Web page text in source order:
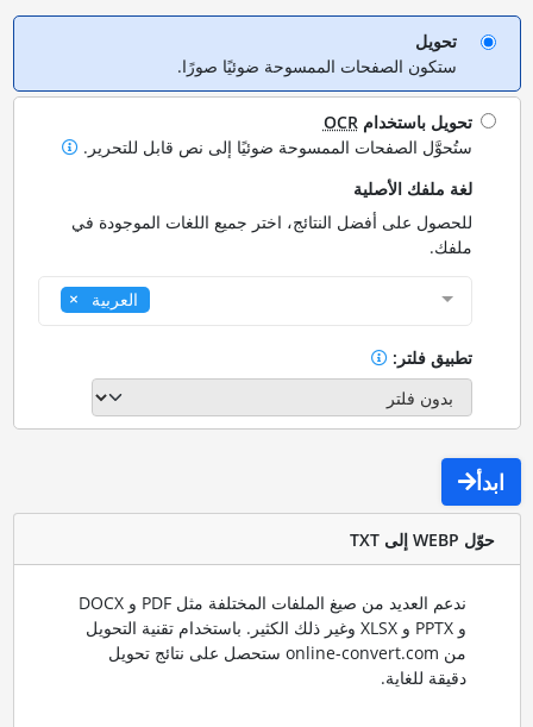
تحويل
ستكون الصفحات الممسوحة ضوئيًا صورًا.
تحويل باستخدام OCR
ستُحوَّل الصفحات الممسوحة ضوئيًا إلى نص قابل للتحرير.
لغة ملفك الأصلية
للحصول على أفضل النتائج، اختر جميع اللغات الموجودة في
ملفك.
العربية
تطبيق فلتر:
ابدأ
حوّل WEBP إلى TXT
ندعم العديد من صيغ الملفات المختلفة مثل PDF و DOCX
و PPTX و XLSX وغير ذلك الكثير. باستخدام تقنية التحويل
من online-convert.com ستحصل على نتائج تحويل
دقيقة للغاية.